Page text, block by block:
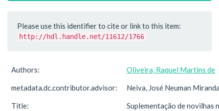
Please use this identifier to cite or link to this item:
http://hdl.handle.net/11612/1766
Authors: Oliveira, Raquel Martins de
metadata.dc.contributor.advisor: Neiva, José Neuman
Title:
Suplementação de novilhas